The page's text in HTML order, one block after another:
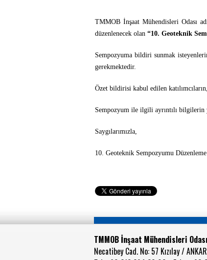
TMMOB İnşaat Mühendisleri Odası
düzenlenecek olan “10. Geoteknik
Sempozyuma bildiri sunmak
gerekmektedir.
Özet bildirisi kabul edilen
Sempozyum ile ilgili ayrıntılı bilgilerin
Saygılarımızla,
10. Geoteknik Sempozyumu
TMMOB İnşaat Mühendisleri Odası
Necatibey Cad. No: 57 Kızılay /